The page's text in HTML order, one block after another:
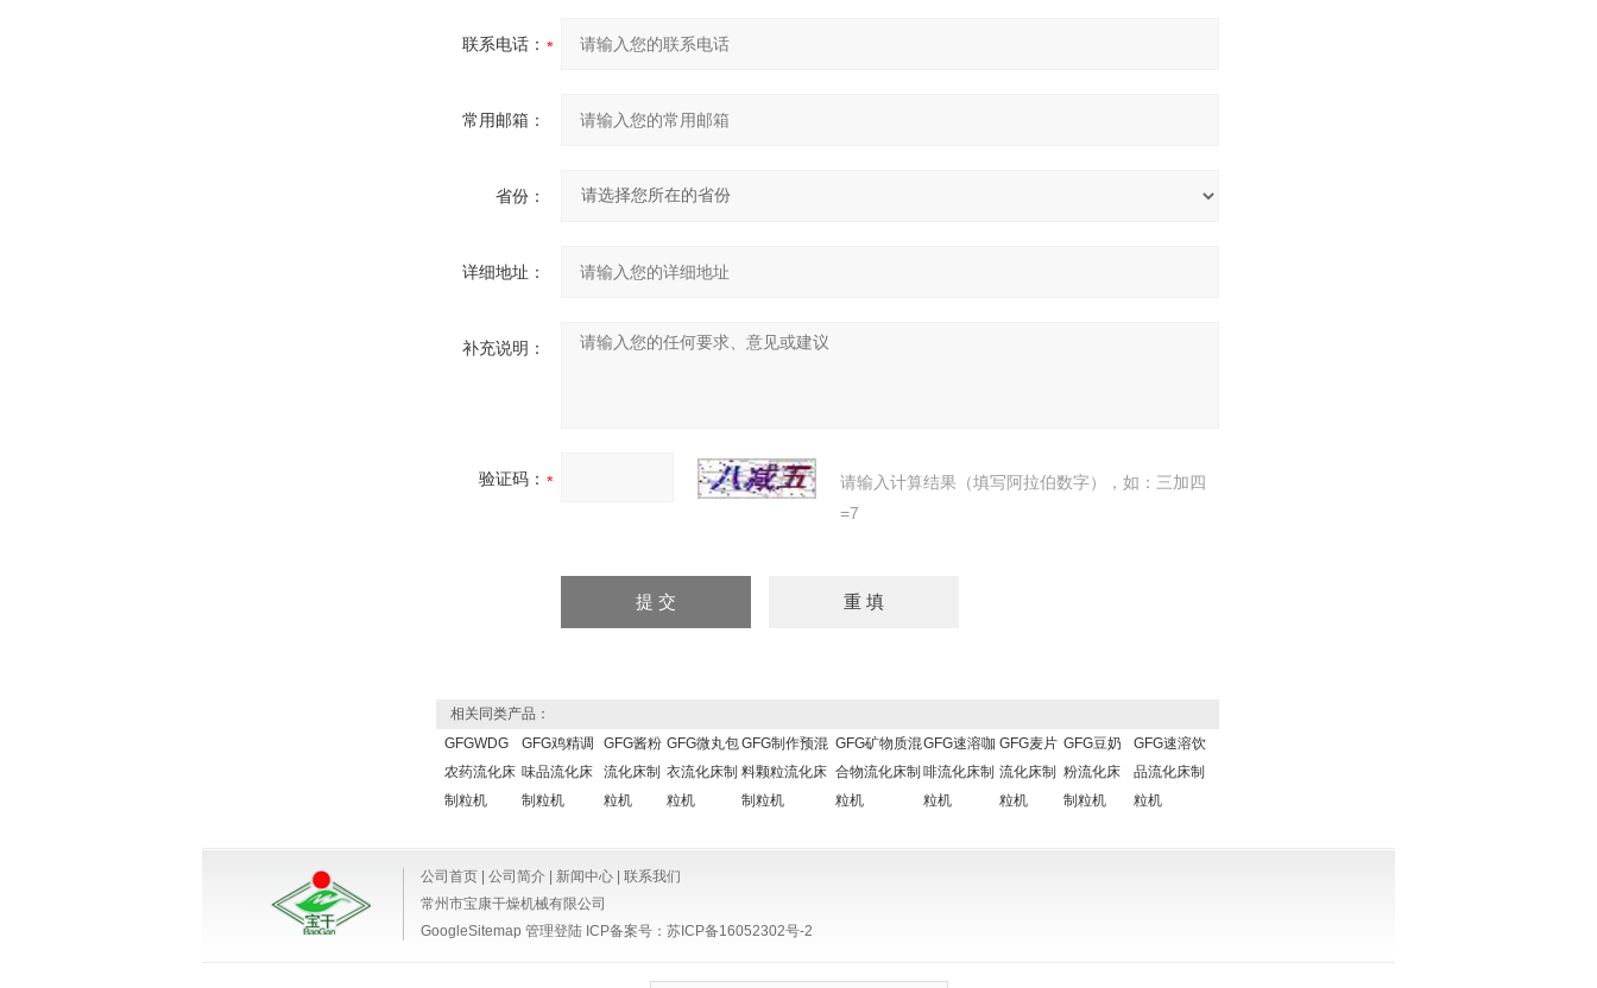
联系电话：
常用邮箱：
省份：
详细地址：
补充说明：
验证码：
请输入计算结果（填写阿拉伯数字），如：三加四
=7
相关同类产品：
GFGWDG
农药流化床
制粒机
GFG鸡精调
味品流化床
制粒机
GFG酱粉
流化床制
粒机
GFG微丸包
衣流化床制
粒机
GFG制作预混
料颗粒流化床
制粒机
GFG矿物质混
合物流化床制
粒机
GFG速溶咖
啡流化床制
粒机
GFG麦片
流化床制
粒机
GFG豆奶
粉流化床
制粒机
GFG速溶饮
品流化床制
粒机
公司首页 公司简介 新闻中心
联系我们
常州市宝康干燥机械有限公司
GoogleSitemap 管理登陆 ICP备案号： 苏ICP备16052302号-2